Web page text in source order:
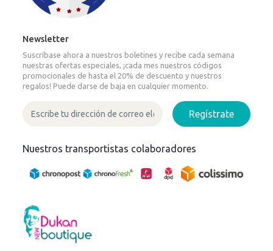
Newsletter
Suscríbase ahora a nuestros boletines y recibe cada semana
nuestras ofertas especiales, ¡cada mes nuestros códigos
promocionales de hasta el 20% de descuento y nuestros
regalos! Puede darse de baja en cualquier momento.
Regístrate
Nuestros transportistas colaboradores